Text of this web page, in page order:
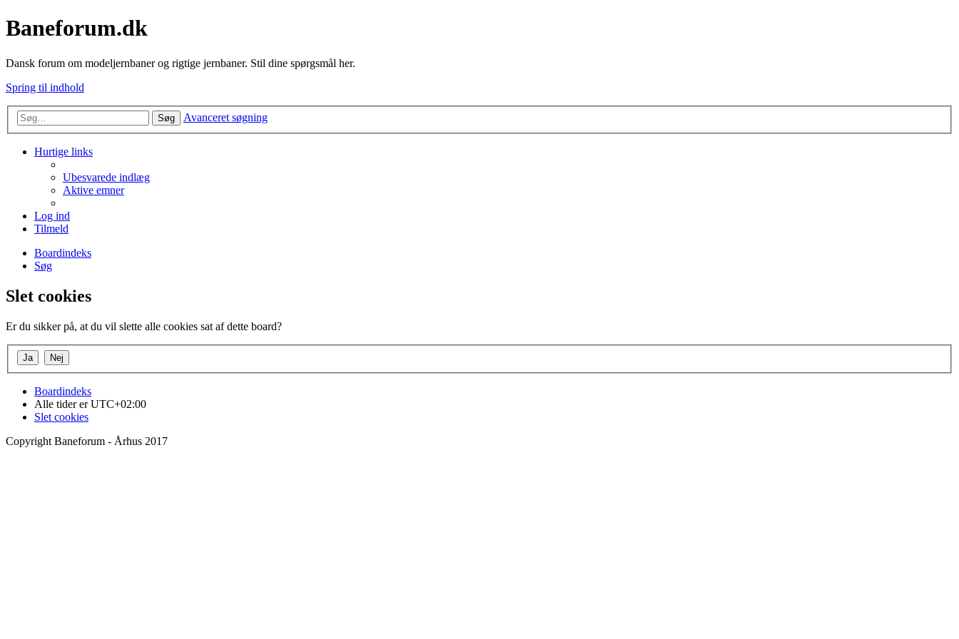
Baneforum.dk
Dansk forum om modeljernbaner og rigtige jernbaner. Stil dine spørgsmål her.
Spring til indhold
Søg Avanceret søgning
Hurtige links
Ubesvarede indlæg
Aktive emner
Log ind
Tilmeld
Boardindeks
Søg
Slet cookies
Er du sikker på, at du vil slette alle cookies sat af dette board?
Boardindeks
Alle tider erUTC+02:00
Slet cookies
Copyright Baneforum - Århus 2017